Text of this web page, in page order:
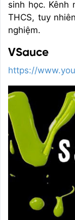
sinh học. Kênh
THCS, tuy
nghiệm.
VSauce
https://